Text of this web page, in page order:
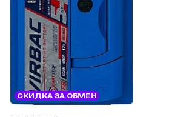
СКИДКА ЗА ОБМЕН